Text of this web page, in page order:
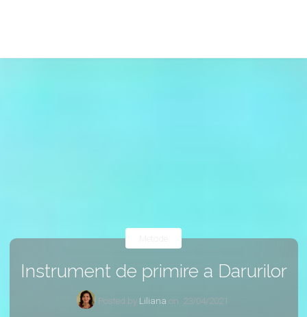
Instrument de primire a Darurilor
Posted by Liliana on 23/04/2021